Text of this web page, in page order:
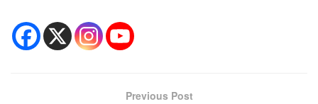
Previous Post